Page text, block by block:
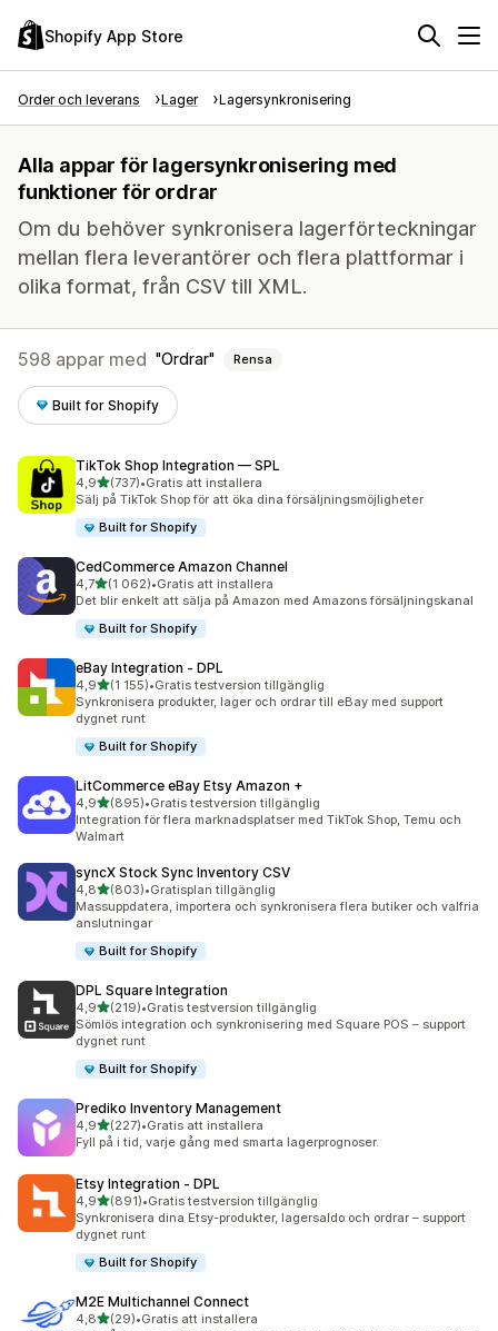
Shopify App Store
Order och leverans Lager Lagersynkronisering
Alla appar för lagersynkronisering med
funktioner för ordrar
Om du behöver synkronisera lagerförteckningar
mellan flera leverantörer och flera plattformar i
olika format, från CSV till XML.
598 appar med Ordrar Rensa
Built for Shopify
TikTok Shop Integration — SPL
4,9av 5 stjärnor
(737)
737 recensioner totalt
•Gratis att installera
Sälj på TikTok Shop för att öka dina försäljningsmöjligheter
Built for Shopify
CedCommerce Amazon Channel
4,7av 5 stjärnor
(1 062)
1062 recensioner totalt
•Gratis att installera
Det blir enkelt att sälja på Amazon med Amazons försäljningskanal
Built for Shopify
eBay Integration ‑ DPL
4,9av 5 stjärnor
(1 155)
1155 recensioner totalt
•Gratis testversion tillgänglig
Synkronisera produkter, lager och ordrar till eBay med support
dygnet runt
Built for Shopify
LitCommerce eBay Etsy Amazon +
4,9av 5 stjärnor
(895)
895 recensioner totalt
•Gratis testversion tillgänglig
Integration för flera marknadsplatser med TikTok Shop, Temu och
Walmart
syncX Stock Sync Inventory CSV
4,8av 5 stjärnor
(803)
803 recensioner totalt
•Gratisplan tillgänglig
Massuppdatera, importera och synkronisera flera butiker och valfria
anslutningar
Built for Shopify
DPL Square Integration
4,9av 5 stjärnor
(219)
219 recensioner totalt
•Gratis testversion tillgänglig
Sömlös integration och synkronisering med Square POS – support
dygnet runt
Built for Shopify
Prediko Inventory Management
4,9av 5 stjärnor
(227)
227 recensioner totalt
•Gratis att installera
Fyll på i tid, varje gång med smarta lagerprognoser.
Etsy Integration ‑ DPL
4,9av 5 stjärnor
(891)
891 recensioner totalt
•Gratis testversion tillgänglig
Synkronisera dina Etsy-produkter, lagersaldo och ordrar – support
dygnet runt
Built for Shopify
M2E Multichannel Connect
4,8av 5 stjärnor
(29)
29 recensioner totalt
•Gratis att installera